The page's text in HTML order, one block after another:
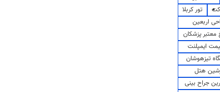
تور کربلا
اربعین
پزشکان
ایمپلنت
تیزهوشان
هتل
جراح بینی